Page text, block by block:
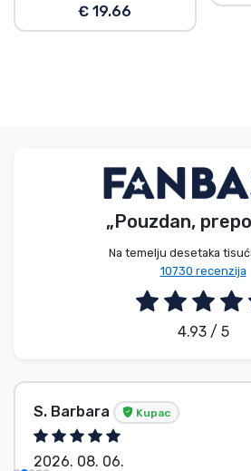
€ 19.66
„Pouzdan,
Na temelju desetaka
10730 recenzija
4.93 / 5
S. Barbara Kupac
2026. 08. 06.